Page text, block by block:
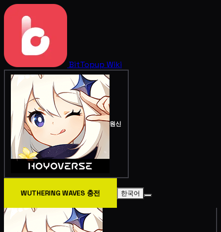
BitTopup Wiki
원신
WUTHERING WAVES 충전 한국어